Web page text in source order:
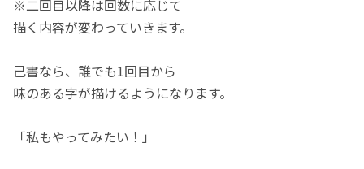
※二回目以降は回数に応じて
描く内容が変わっていきます。
己書なら、誰でも1回目から
味のある字が描けるようになります。
「私もやってみたい！」